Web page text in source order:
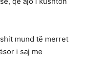
mund të merret
i saj me